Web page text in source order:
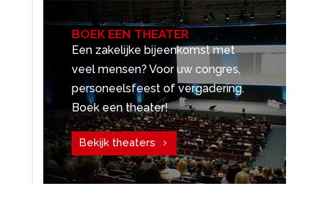
BOEK EEN THEATER
Een zakelijke bijeenkomst met
veel mensen? Voor uw congres,
personeelsfeest of vergadering.
Boek een theater!
Bekijk theaters